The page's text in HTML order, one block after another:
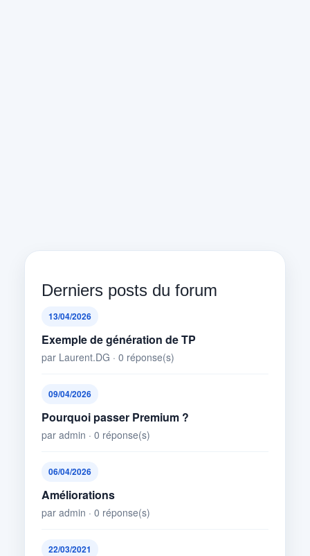
Derniers posts du forum
13/04/2026
Exemple de génération de TP
par Laurent.DG · 0 réponse(s)
09/04/2026
Pourquoi passer Premium ?
par admin · 0 réponse(s)
06/04/2026
Améliorations
par admin · 0 réponse(s)
22/03/2021